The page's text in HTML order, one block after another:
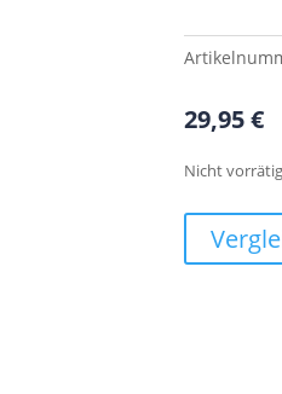
29,95€
Nicht vorrätig